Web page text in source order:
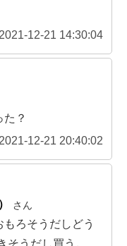
2021-12-21 14:30:04
？
2021-12-21 20:40:02
さん
ろそうだしどう
そうだし買う。